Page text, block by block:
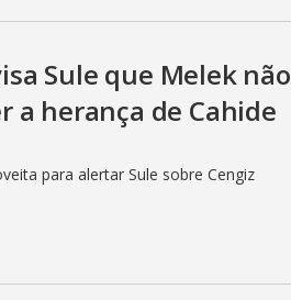
Sule que Melek não
a herança de Cahide
para alertar Sule sobre Cengiz